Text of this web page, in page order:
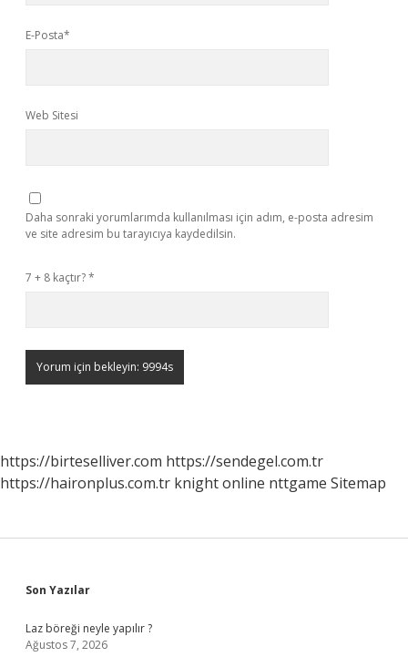
E-Posta*
Web Sitesi
Daha sonraki yorumlarımda kullanılması için adım, e-posta adresim
ve site adresim bu tarayıcıya kaydedilsin.
7 + 8 kaçtır?*
https://birteselliver.com https://sendegel.com.tr
https://haironplus.com.tr knight online nttgame Sitemap
Sidebar
Son Yazılar
Laz böreği neyle yapılır ?
Ağustos 7, 2026